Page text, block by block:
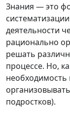
Знания — это
деятельности
рационально
решать
процессе. Но,
необходимость
подростков).